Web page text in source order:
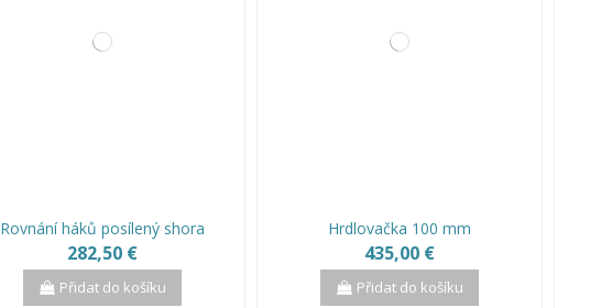
Rovnání háků posílený shora
282,50 €
Přidat do košíku
Hrdlovačka 100 mm
435,00 €
Přidat do košíku